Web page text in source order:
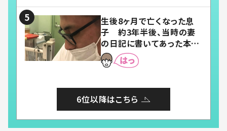
生後8ヶ月で亡くなった息
子 約3年半後、当時の妻
の日記に書いてあった本音
とは
6位以降はこちら